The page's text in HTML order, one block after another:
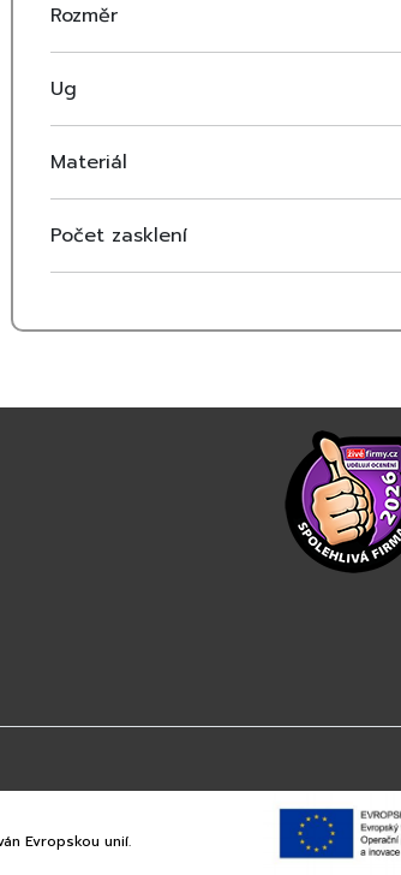
Rozměr
Ug
Materiál
Počet zasklení
Evropskou unií.